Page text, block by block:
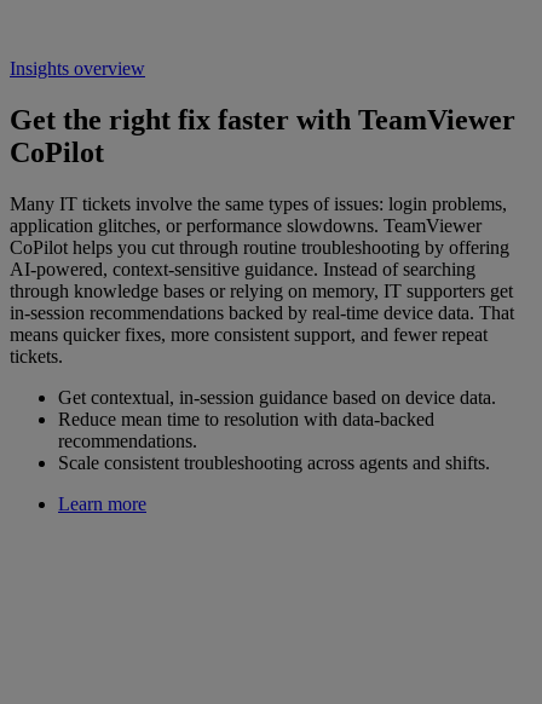
Insights overview
Get the right fix faster with TeamViewer
CoPilot
Many IT tickets involve the same types of issues: login problems,
application glitches, or performance slowdowns. TeamViewer
CoPilot helps you cut through routine troubleshooting by offering
AI-powered, context-sensitive guidance. Instead of searching
through knowledge bases or relying on memory, IT supporters get
in-session recommendations backed by real-time device data. That
means quicker fixes, more consistent support, and fewer repeat
tickets.
Get contextual, in-session guidance based on device data.
Reduce mean time to resolution with data-backed
recommendations.
Scale consistent troubleshooting across agents and shifts.
Learn more